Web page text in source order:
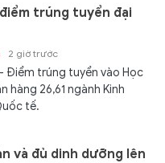
trúng tuyển đại
2 giờ trước
Điểm trúng tuyển vào Học
hàng 26,61 ngành Kinh
tế.
và đủ dinh dưỡng lên